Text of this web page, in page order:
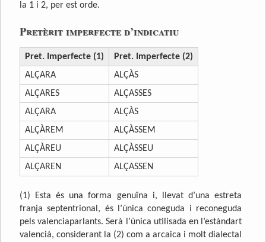
la 1 i 2, per est orde.
Pretèrit imperfecte d’indicatiu
Pret. Imperfecte (1)
Pret. Imperfecte (2)
ALÇARA
ALÇÀS
ALÇARES
ALÇASSES
ALÇARA
ALÇÀS
ALÇÀREM
ALÇÀSSEM
ALÇÀREU
ALÇÀSSEU
ALÇAREN
ALÇASSEN
(1) Esta és una forma genuïna i, llevat d’una estreta
franja septentrional, és l’única coneguda i reconeguda
pels valenciaparlants. Serà l’única utilisada en l’estàndart
valencià, considerant la (2) com a arcaica i molt dialectal